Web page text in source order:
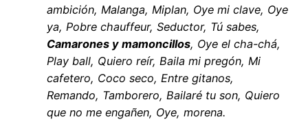
ambición, Malanga, Miplan, Oye mi clave, Oye
ya, Pobre chauffeur, Seductor, Tú sabes,
Camarones y mamoncillos, Oye el cha-chá,
Play ball, Quiero reír, Baila mi pregón, Mi
cafetero, Coco seco, Entre gitanos,
Remando, Tamborero, Bailaré tu son, Quiero
que no me engañen, Oye, morena.